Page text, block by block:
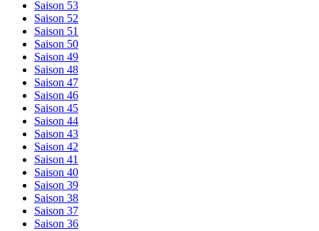
Saison 53
Saison 52
Saison 51
Saison 50
Saison 49
Saison 48
Saison 47
Saison 46
Saison 45
Saison 44
Saison 43
Saison 42
Saison 41
Saison 40
Saison 39
Saison 38
Saison 37
Saison 36